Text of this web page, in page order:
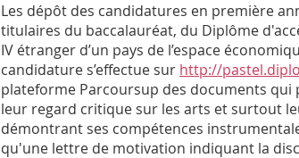
Les dépôt des candidatures en première
titulaires du baccalauréat, du Diplôme
IV étranger d’un pays de l’espace
candidature s’effectue sur http://
plateforme Parcoursup des documents
leur regard critique sur les arts et surtout
démontrant ses compétences
qu'une lettre de motivation indiquant la